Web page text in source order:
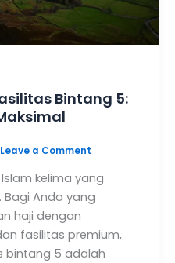
Bintang 5:
Leave a Comment
kelima yang
Anda yang
haji dengan
fasilitas premium,
bintang 5 adalah